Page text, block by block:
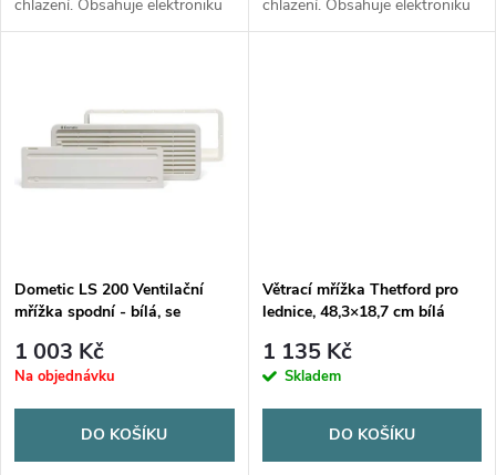
ů
u
t
ů
chlazení. Obsahuje elektroniku
a teplotní čidlo. Průměr lopatek
chlazení. Obsahuje elektroniku
a teplotní čidlo. Průměr lopatek
Dometic LS 200 Ventilační
mřížka spodní - bílá, se
1 003 Kč
Na objednávku
DO KOŠÍKU
Větrací mřížka Thetford pro
lednice, 48,3×18,7 cm bílá
1 135 Kč
Skladem
DO KOŠÍKU